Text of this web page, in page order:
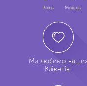
Років Місяців
Ми любимо наших
Клієнтів!